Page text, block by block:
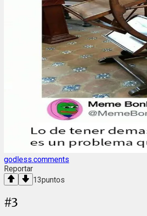
godless.comments
Reportar
13puntos
#3